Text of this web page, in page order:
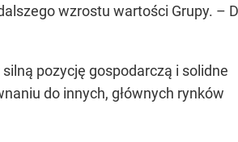
wzrostu wartości Grupy. –
pozycję gospodarczą i solidne
do innych, głównych rynków